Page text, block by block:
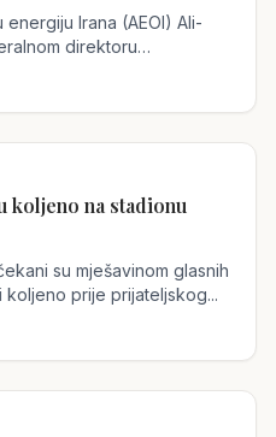
Irana (AEOI) Ali-
direktoru
koljeno na stadionu
su mješavinom glasnih
prije prijateljskog...